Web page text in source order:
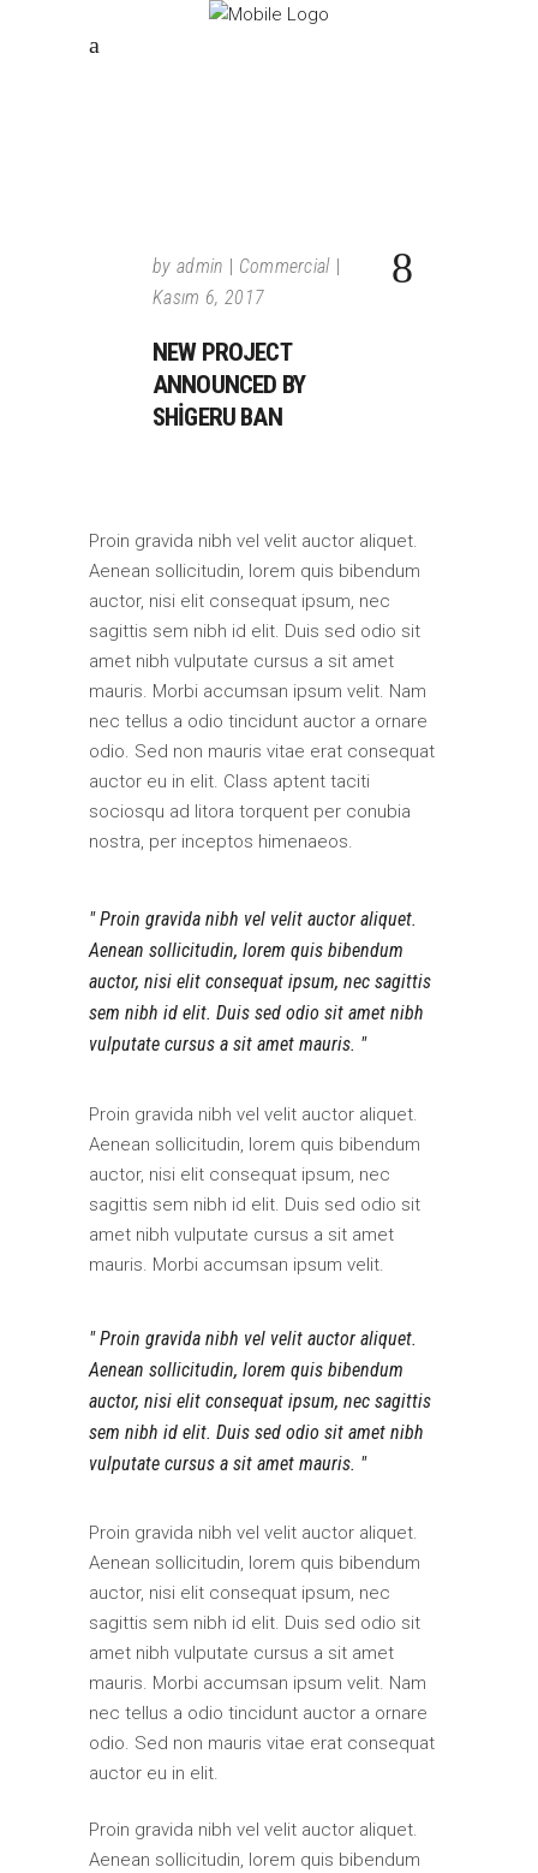
by admin
Commercial
Kasım 6, 2017
NEW PROJECT
ANNOUNCED BY
SHIGERU BAN
Proin gravida nibh vel velit auctor aliquet.
Aenean sollicitudin, lorem quis bibendum
auctor, nisi elit consequat ipsum, nec
sagittis sem nibh id elit. Duis sed odio sit
amet nibh vulputate cursus a sit amet
mauris. Morbi accumsan ipsum velit. Nam
nec tellus a odio tincidunt auctor a ornare
odio. Sed non mauris vitae erat consequat
auctor eu in elit. Class aptent taciti
sociosqu ad litora torquent per conubia
nostra, per inceptos himenaeos.
Proin gravida nibh vel velit auctor aliquet.
Aenean sollicitudin, lorem quis bibendum
auctor, nisi elit consequat ipsum, nec sagittis
sem nibh id elit. Duis sed odio sit amet nibh
vulputate cursus a sit amet mauris.
Proin gravida nibh vel velit auctor aliquet.
Aenean sollicitudin, lorem quis bibendum
auctor, nisi elit consequat ipsum, nec
sagittis sem nibh id elit. Duis sed odio sit
amet nibh vulputate cursus a sit amet
mauris. Morbi accumsan ipsum velit.
Proin gravida nibh vel velit auctor aliquet.
Aenean sollicitudin, lorem quis bibendum
auctor, nisi elit consequat ipsum, nec sagittis
sem nibh id elit. Duis sed odio sit amet nibh
vulputate cursus a sit amet mauris.
Proin gravida nibh vel velit auctor aliquet.
Aenean sollicitudin, lorem quis bibendum
auctor, nisi elit consequat ipsum, nec
sagittis sem nibh id elit. Duis sed odio sit
amet nibh vulputate cursus a sit amet
mauris. Morbi accumsan ipsum velit. Nam
nec tellus a odio tincidunt auctor a ornare
odio. Sed non mauris vitae erat consequat
auctor eu in elit.
Proin gravida nibh vel velit auctor aliquet.
Aenean sollicitudin, lorem quis bibendum